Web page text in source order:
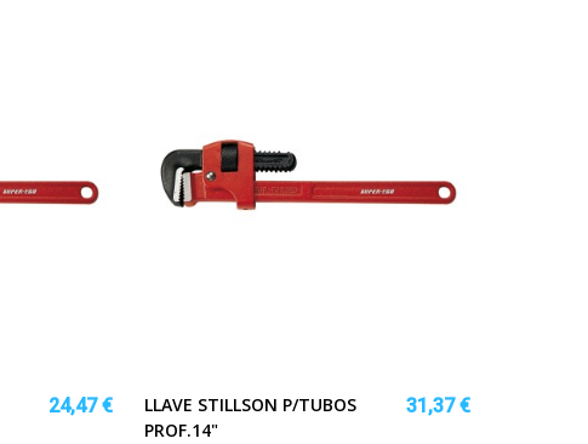
24,47 €
LLAVE STILLSON P/TUBOS
PROF.14"
31,37 €